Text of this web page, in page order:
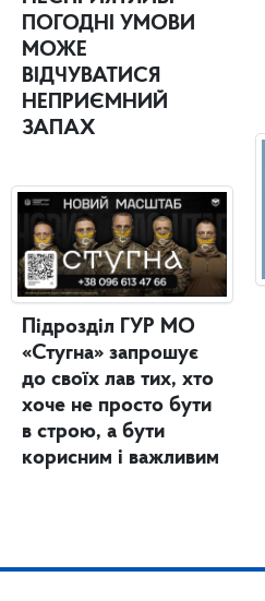
ПОГОДНІ УМОВИ
МОЖЕ
ВІДЧУВАТИСЯ
НЕПРИЄМНИЙ
ЗАПАХ
Підрозділ ГУР МО
«Стугна» запрошує
до своїх лав тих, хто
хоче не просто бути
в строю, а бути
корисним і важливим